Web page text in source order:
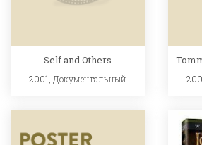
Self and Others
2001, Документальный